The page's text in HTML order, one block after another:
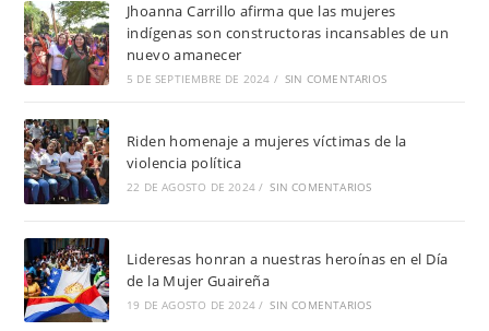
Jhoanna Carrillo afirma que las mujeres
indígenas son constructoras incansables de un
nuevo amanecer
5 DE SEPTIEMBRE DE 2024 / SIN COMENTARIOS
Riden homenaje a mujeres víctimas de la
violencia política
22 DE AGOSTO DE 2024 / SIN COMENTARIOS
Lideresas honran a nuestras heroínas en el Día
de la Mujer Guaireña
19 DE AGOSTO DE 2024 / SIN COMENTARIOS